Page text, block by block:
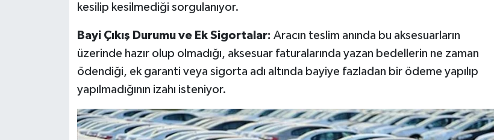
kesilip kesilmediği sorgulanıyor.
Bayi Çıkış Durumu ve Ek Sigortalar: Aracın teslim anında bu aksesuarların
üzerinde hazır olup olmadığı, aksesuar faturalarında yazan bedellerin ne zaman
ödendiği, ek garanti veya sigorta adı altında bayiye fazladan bir ödeme yapılıp
yapılmadığının izahı isteniyor.